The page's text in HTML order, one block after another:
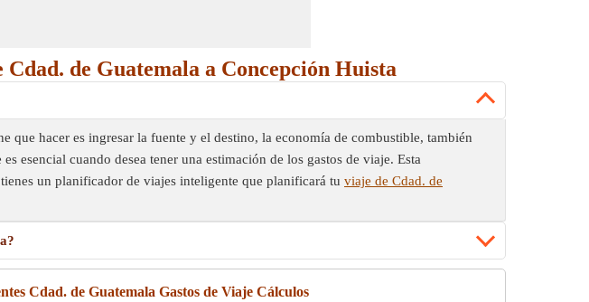
de Guatemala a Concepción Huista
que hacer es ingresar la fuente y el destino, la economía de combustible, también
esencial cuando desea tener una estimación de los gastos de viaje. Esta
un planificador de viajes inteligente que planificará tu viaje de Cdad. de
Cdad. de Guatemala Gastos de Viaje Cálculos